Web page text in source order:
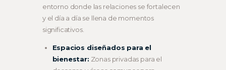
entorno donde las relaciones se fortalecen
y el día a día se llena de momentos
significativos.
Espacios diseñados para el
bienestar: Zonas privadas para el